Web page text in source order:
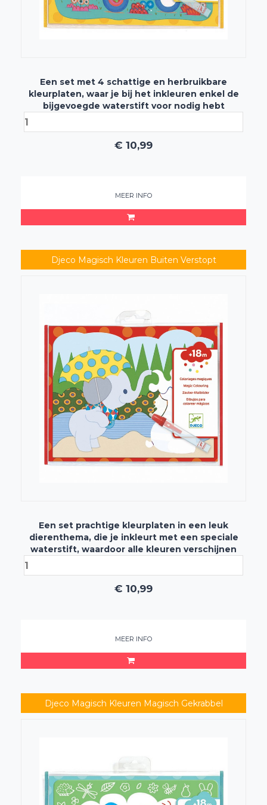
Een set met 4 schattige en herbruikbare
kleurplaten, waar je bij het inkleuren enkel de
bijgevoegde waterstift voor nodig hebt
€ 10,99
MEER INFO
Djeco Magisch Kleuren Buiten Verstopt
Een set prachtige kleurplaten in een leuk
dierenthema, die je inkleurt met een speciale
waterstift, waardoor alle kleuren verschijnen
€ 10,99
MEER INFO
Djeco Magisch Kleuren Magisch Gekrabbel